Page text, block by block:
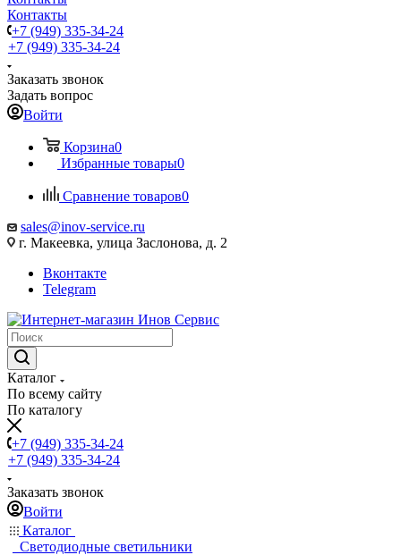
Контакты
+7 (949) 335-34-24
+7 (949) 335-34-24
Заказать звонок
Задать вопрос
Войти
Корзина0
Избранные товары0
Сравнение товаров0
sales@inov-service.ru
г. Макеевка, улица Заслонова, д. 2
Вконтакте
Telegram
Каталог
По всему сайту
По каталогу
+7 (949) 335-34-24
+7 (949) 335-34-24
Заказать звонок
Войти
Каталог
Светодиодные светильники